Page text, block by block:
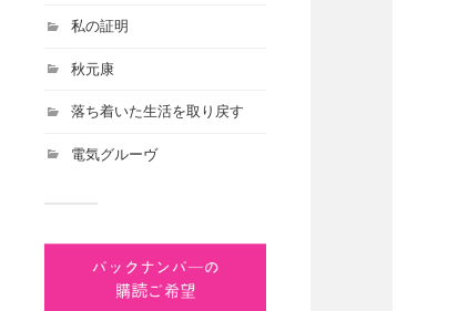
私の証明
秋元康
落ち着いた生活を取り戻す
電気グルーヴ